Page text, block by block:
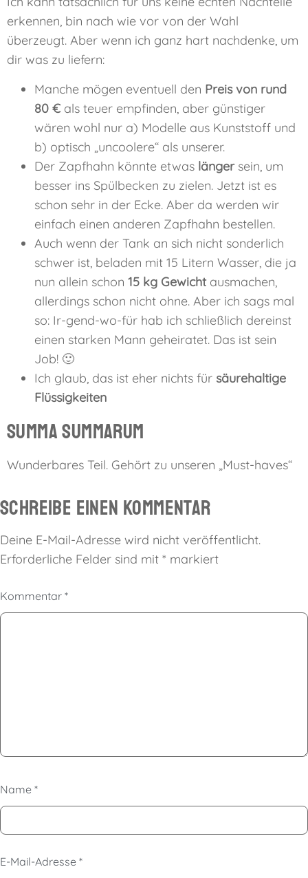
erkennen, bin nach wie vor von der Wahl
überzeugt. Aber wenn ich ganz hart nachdenke, um
dir was zu liefern:
Manche mögen eventuell den Preis von rund
80 € als teuer empfinden, aber günstiger
wären wohl nur a) Modelle aus Kunststoff und
b) optisch „uncoolere“ als unserer.
Der Zapfhahn könnte etwas längersein, um
besser ins Spülbecken zu zielen. Jetzt ist es
schon sehr in der Ecke. Aber da werden wir
einfach einen anderen Zapfhahn bestellen.
Auch wenn der Tank an sich nicht sonderlich
schwer ist, beladen mit 15 Litern Wasser, die ja
nun allein schon 15 kg Gewicht ausmachen,
allerdings schon nicht ohne. Aber ich sags mal
so: Ir-gend-wo-für hab ich schließlich dereinst
einen starken Mann geheiratet. Das ist sein
Job! 🙂
Ich glaub, das ist eher nichts für säurehaltige
Flüssigkeiten
Summa summarum
Wunderbares Teil. Gehört zu unseren „Must-haves“
Schreibe einen Kommentar
Deine E-Mail-Adresse wird nicht veröffentlicht.
Erforderliche Felder sind mit * markiert
Kommentar *
Name *
E-Mail-Adresse *